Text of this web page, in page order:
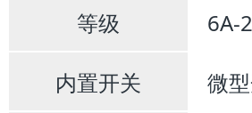
等级 6A-
内置开关 微